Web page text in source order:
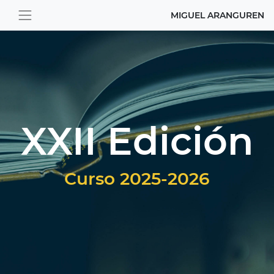
MIGUEL ARANGUREN
XXII Edición
Curso 2025-2026